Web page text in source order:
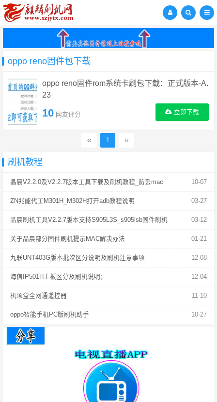
oppo reno固件包下载
oppo reno固件rom系统卡刷包下载：正式版本-A.
23
10 网友评分 立即下载
‹‹ 1 ››
刷机教程
10-07
晶晨V2.2.0及V2.2.7版本工具下载及刷机教程_防丢mac
03-27
ZN兆能代工M301H_M302H打开adb教程说明
03-12
晶晨刷机工具V2.2.7版本支持S905L3S_s905lsb固件刷机
01-21
关于晶晨部分固件刷机提示MAC解决办法
12-08
九联UNT403G版本批次区分说明及刷机注意事项
12-04
海信IP501H主板区分及刷机说明；
11-10
机顶盒全网通遥控器
10-27
oppo智能手机PC版刷机助手